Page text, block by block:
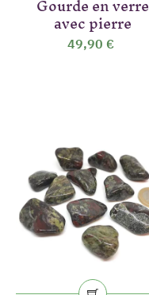
avec pierre
49,90 €